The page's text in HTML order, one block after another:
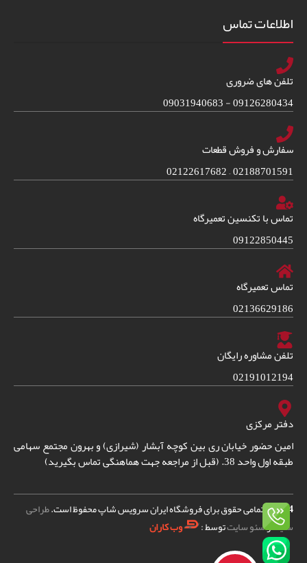
اطلاعات تماس
تلفن های ضروری
09126280434 - 09031940683
سفارش و فروش قطعات
02188701591 – 02122617682
تماس با تکنسین تعمیرگاه
09122850445
تماس تعمیرگاه
02136629186
تلفن مشاوره رایگان
02191012194
دفتر مرکزی
امین حضور خیابان ری بین کوچه آبشار (شیرازی) و بهرون مجتمع سهامی
طبقه اول واحد 38. (قبل از مراجعه جهت هماهنگی تماس بگیرید)
2024© – تمامی حقوق برای فروشگاه ایران سرویس شاپ محفوظ است.طراحی
سایتوسئو سایتتوسط :
وب کاران